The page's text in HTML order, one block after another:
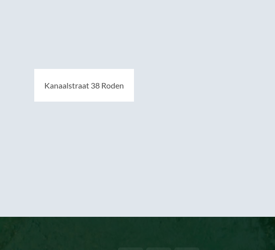
Kanaalstraat 38 Roden